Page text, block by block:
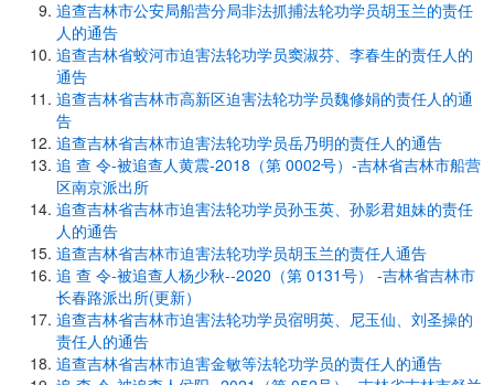
追查吉林市公安局船营分局非法抓捕法轮功学员胡玉兰的责任
人的通告
追查吉林省蛟河市迫害法轮功学员窦淑芬、李春生的责任人的
通告
追查吉林省吉林市高新区迫害法轮功学员魏修娟的责任人的通
告
追查吉林省吉林市迫害法轮功学员岳乃明的责任人的通告
追 查 令-被追查人黄震-2018（第 0002号）-吉林省吉林市船营
区南京派出所
追查吉林省吉林市迫害法轮功学员孙玉英、孙影君姐妹的责任
人的通告
追查吉林省吉林市迫害法轮功学员胡玉兰的责任人通告
追 查 令-被追查人杨少秋--2020（第 0131号） -吉林省吉林市
长春路派出所(更新）
追查吉林省吉林市迫害法轮功学员宿明英、尼玉仙、刘圣操的
责任人的通告
追查吉林省吉林市迫害金敏等法轮功学员的责任人的通告